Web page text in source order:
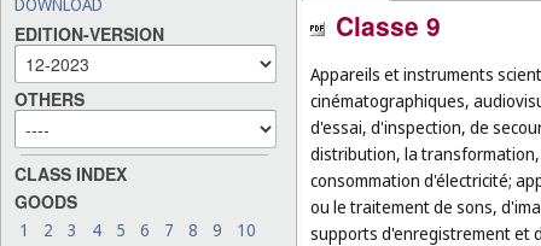
EDITION-VERSION
OTHERS
CLASS INDEX
GOODS
1 2 3 4 5 6 7 8 9
10
Classe 9
Appareils et instruments
cinématographiques,
d'essai, d'inspection, de
distribution, la
consommation d'électricité;
ou le traitement de sons,
supports d'enregistrement et